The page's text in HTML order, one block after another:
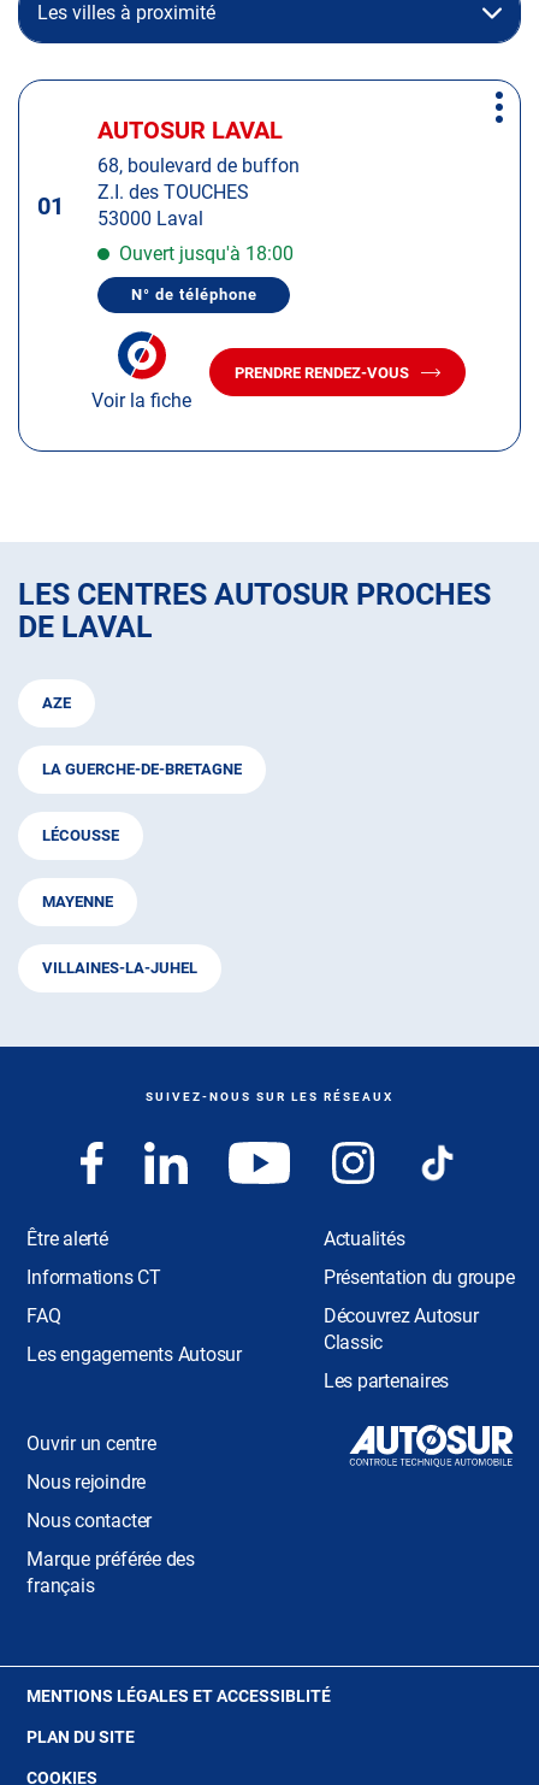
Les villes à proximité
Appuyer
ENTRÉE
informations
01
Centre
:
AUTOSUR LAVAL
68, boulevard de buffon
Z.I. des TOUCHES
53000 Laval
Ouvert jusqu'à 18:00
N° de téléphone
AFFICHER
TÉLÉPHONE
LAVAL
Voir la fiche
PRENDRE RENDEZ-VOUS
AVEC
Plus
LES CENTRES AUTOSUR PROCHES
DE LAVAL
AZE
LA GUERCHE-DE-BRETAGNE
LÉCOUSSE
MAYENNE
VILLAINES-LA-JUHEL
SUIVEZ-NOUS SUR LES RÉSEAUX
Être alerté
Informations CT
FAQ
Les engagements Autosur
Actualités
Présentation du groupe
Découvrez Autosur
Classic
Les partenaires
Ouvrir un centre
Nous rejoindre
Nous contacter
Marque préférée des
français
MENTIONS LÉGALES ET ACCESSIBLITÉ(OUVRE
PLAN DU SITE
COOKIES